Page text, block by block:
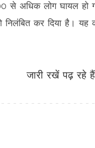
से अधिक लोग घायल
कर दिया है। यह
जारी रखें पढ़ रहे